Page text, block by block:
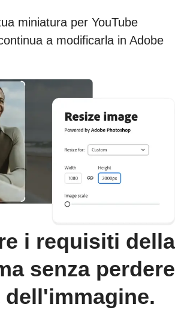
miniatura per YouTube
a modificarla in Adobe
i requisiti della
senza perdere
dell'immagine.